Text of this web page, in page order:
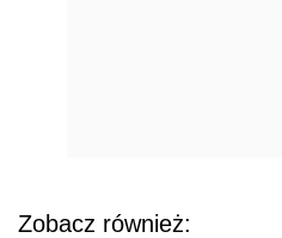
Zobacz również: